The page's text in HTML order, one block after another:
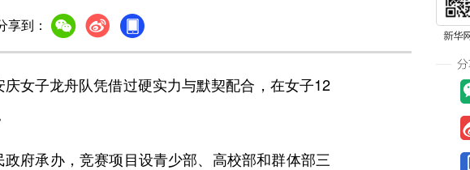
享到：
女子龙舟队凭借过硬实力与默契配合，在女子12
府承办，竞赛项目设青少部、高校部和群体部三